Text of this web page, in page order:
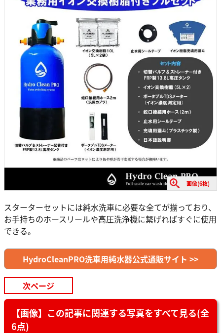
画像(6枚)
スターターセットには純水洗車に必要な全てが揃っており、
お手持ちのホースリールや高圧洗浄機に繋げればすぐに使用
できる。
HydroCleanPRO洗車用純水器公式通販サイト >>
次ページ
【画像】この記事に関連する写真をすべて見る(全
6点)